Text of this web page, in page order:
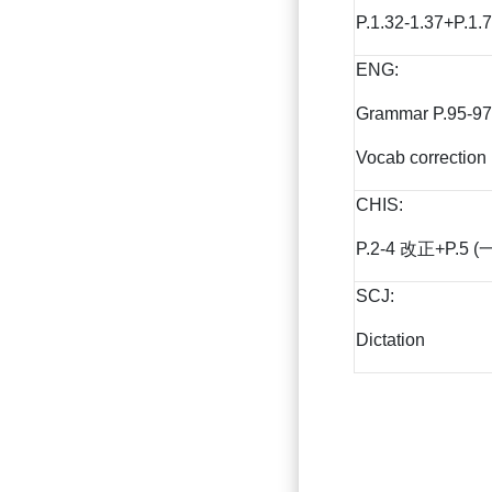
P.1.32-1.37+P.1.7
ENG:
Grammar P.95-97
Vocab correction
CHIS:
P.2-4 改正+P.5 (
SCJ:
Dictation